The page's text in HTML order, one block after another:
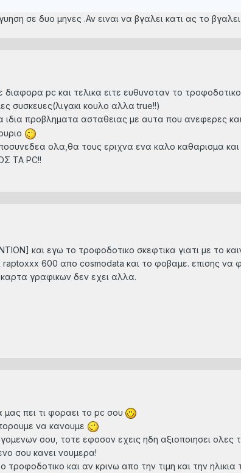
σε δυο μηνες .Αν ειναι να βγαλει κατι ας το
pc και τελικα ειτε ευθυνοταν το τροφοδοτικο
συσκευες(λιγακι κουλο αλλα true!!)
προβληματα ασταθειας με αυτα που ανεφερες
ολα,θα τους εριχνα ενα καλο καθαρισμα και
ΤΑ PC!!
και εγω το τροφοδοτικο σκεφτικα γιατι με το
raptoxxx 600 απο cosmodata και το φοβαμε. επισης
γραφικων δεν εχει αλλα.
μας πει τι φοραει το pc σου
να κανουμε
σου, τοτε εφοσον εχεις ηδη αξιοποιησει ολες
σου κανει νουμερα!
τροφοδοτικο και αν κρινω απο την τιμη και την